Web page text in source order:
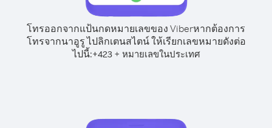
โทรออกจากแป้นกดหมายเลขของ Viberหากต้องการ
โทรจากนาอูรู ไปลิกเตนสไตน์ ให้เรียกเลขหมายดังต่อ
ไปนี้:+423+ หมายเลขในประเทศ